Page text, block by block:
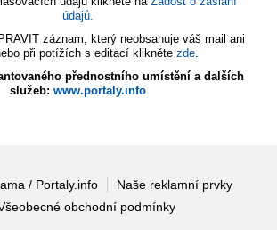
údajů.
záznam, který neobsahuje váš mail ani
při potížích s editací klikněte zde.
přednostního umístění a dalších
služeb: www.portaly.info
/ Portaly.info
Naše reklamní prvky
obchodní podmínky